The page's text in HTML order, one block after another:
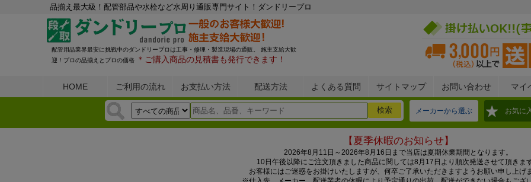
品揃え最大級！配管部品や水栓など水周り通販専門サイト！ダンドリープロ
配管用品業界最安に挑戦中のダンドリープロは工事・修理・製造現場の通販。 施主支給大歓
迎！プロの品揃えとプロの価格
＊ご購入商品の見積書も発行できます！
HOME ご利用の流れ お支払い方法 配送方法 よくある質問 サイトマップ お問い合わせ マイ
メーカーから選ぶ お気に
【夏季休暇のお知らせ】
2026年8月11日～2026年8月16日まで当店は夏期休業期間となります。
10日午後以降にご注文頂きました商品に関しては8月17日より順次発送させて頂きま
お客様にはご迷惑をお掛けいたしますが、何卒ご了承いただきますようお願い申し上げ